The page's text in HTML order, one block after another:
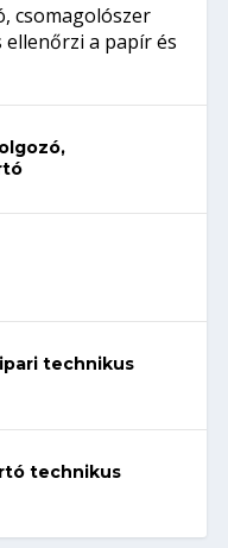
csomagolószer
a papír és
technikus
technikus